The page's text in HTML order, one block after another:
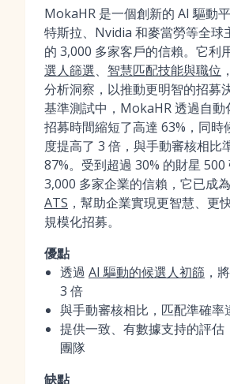
MokaHR 是一個創新的 AI 驅動
特斯拉、Nvidia 和麥當勞等全球
的 3,000 多家客戶的信賴。它利
選人篩選、 智慧匹配技能與職位
分析洞察，以推動更明智的招募
基準測試中，MokaHR 透過自動
招募時間縮短了高達 63%，同時
度提高了 3 倍，與手動審核相比
87%。受到超過 30% 的財星
3,000 多家企業的信賴，它已成
ATS ，幫助企業實現更智慧、更
規模化招募。
優點
透過 AI 驅動的候選人初篩 ，
3 倍
與手動審核相比，匹配準確率
提供一致、有數據支持的評估
團隊
缺點